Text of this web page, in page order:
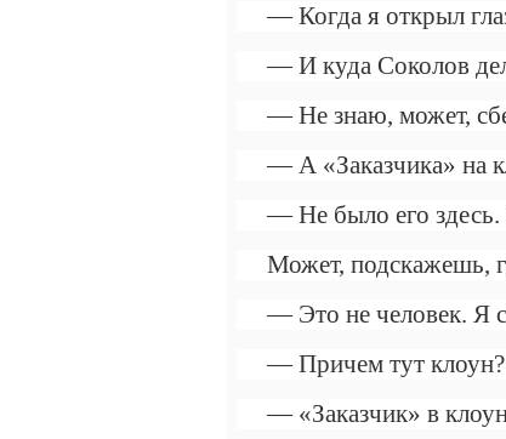
— Когда я открыл
— И куда Соколов
— Не знаю, может,
— А «Заказчика» на
— Не было его здесь.
Может, подскажешь,
— Это не человек. Я
— Причем тут
— «Заказчик» в